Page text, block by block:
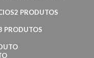
2 PRODUTOS
PRODUTOS